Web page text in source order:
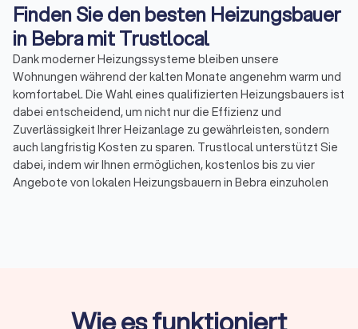
Finden Sie den besten Heizungsbauer
in Bebra mit Trustlocal
Dank moderner Heizungssysteme bleiben unsere
Wohnungen während der kalten Monate angenehm warm und
komfortabel. Die Wahl eines qualifizierten Heizungsbauers ist
dabei entscheidend, um nicht nur die Effizienz und
Zuverlässigkeit Ihrer Heizanlage zu gewährleisten, sondern
auch langfristig Kosten zu sparen. Trustlocal unterstützt Sie
dabei, indem wir Ihnen ermöglichen, kostenlos bis zu vier
Angebote von lokalen Heizungsbauern in Bebra einzuholen
Installation, Wartung und Reparatur von Heizsystemen